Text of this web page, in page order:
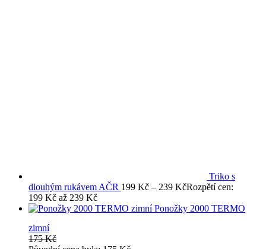
Triko s
dlouhým rukávem AČR 199 Kč – 239 KčRozpětí cen:
199 Kč až 239 Kč
Ponožky 2000 TERMO
zimní
175Kč